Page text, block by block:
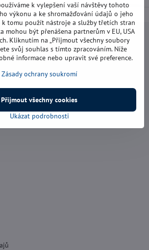
k vylepšení vaší návštěvy tohoto
výkonu a ke shromažďování údajů o jeho
k tomu použít nástroje a služby třetích stran
mohou být přenášena partnerům v EU, USA
Kliknutím na „Přijmout všechny soubory
svůj souhlas s tímto zpracováním. Níže
informace nebo upravit své preference.
Zásady ochrany soukromí
Ukázat podrobnosti
Přijmout všechny cookies